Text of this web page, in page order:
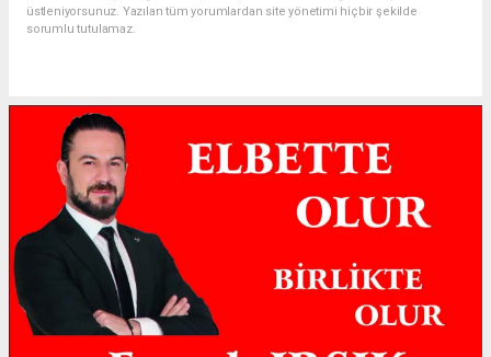
üstleniyorsunuz. Yazılan tüm yorumlardan site yönetimi hiçbir şekilde
sorumlu tutulamaz.